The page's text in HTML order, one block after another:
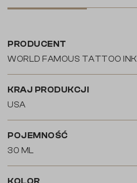
PRODUCENT
WORLD FAMOUS TATTOO INK
KRAJ PRODUKCJI
USA
POJEMNOŚĆ
30 ML